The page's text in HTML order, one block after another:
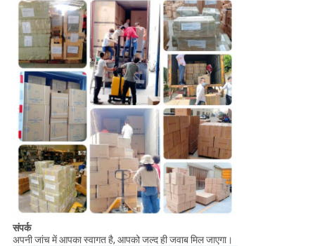
संपर्क
अपनी जांच में आपका स्वागत है, आपको जल्द ही जवाब मिल जाएगा।